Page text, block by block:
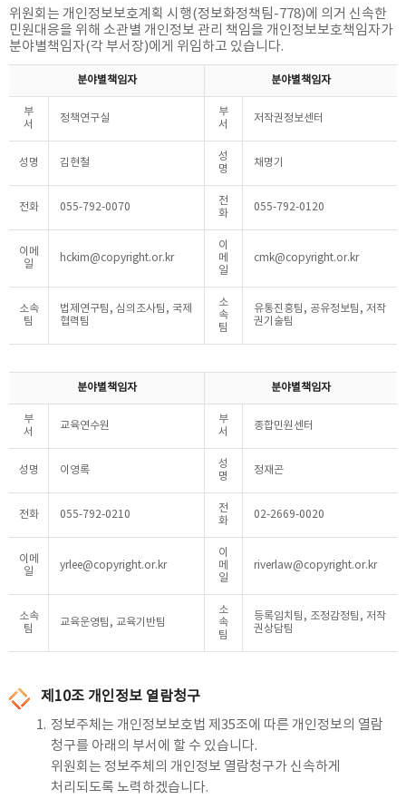
위원회는 개인정보보호계획 시행(정보화정책팀-778)에 의거 신속한
민원대응을 위해 소관별 개인정보 관리 책임을 개인정보보호책임자가
분야별책임자(각 부서장)에게 위임하고 있습니다.
분야별책임자 분야별책임자
부
서
정책연구실
부
서
저작권정보센터
성명 김현철
성
명
채명기
전화 055-792-0070
전
화
055-792-0120
이메
일
hckim@copyright.or.kr
이
메
일
cmk@copyright.or.kr
소속
팀
법제연구팀, 심의조사팀, 국제
협력팀
소
속
팀
유통진흥팀, 공유정보팀, 저작
권기술팀
분야별책임자 분야별책임자
부
서
교육연수원
부
서
종합민원센터
성명 이영록
성
명
정재곤
전화 055-792-0210
전
화
02-2669-0020
이메
일
yrlee@copyright.or.kr
이
메
일
riverlaw@copyright.or.kr
소속
팀
교육운영팀, 교육기반팀
소
속
팀
등록임치팀, 조정감정팀, 저작
권상담팀
제10조 개인정보 열람청구
1. 정보주체는 개인정보보호법 제35조에 따른 개인정보의 열람
청구를 아래의 부서에 할 수 있습니다.
위원회는 정보주체의 개인정보 열람청구가 신속하게
처리되도록 노력하겠습니다.